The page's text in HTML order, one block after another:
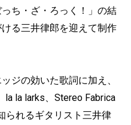
ち・ざ・ろっく！」の結
る三井律郎を迎えて制作
ジの効いた歌詞に加え、
la la larks、Stereo Fabrica
られるギタリスト三井律